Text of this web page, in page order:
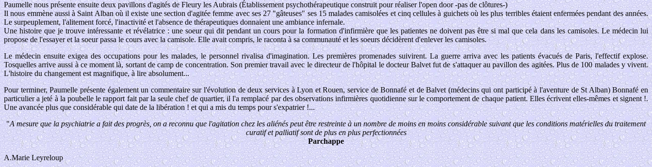
Paumelle nous présente ensuite deux pavillons d'agités de Fleury les Aubrais (Établissement psychothérapeutique construit pour réaliser l'open door -pas de clôtures-)
Il nous emmène aussi à Saint Alban où il existe une section d'agitée femme avec ses 27 "gâteuses" ses 15 malades camisolées et cinq cellules à guichets où les plus terribles étaient enfermées pendant des années.
Le surpeuplement, l'alitement forcé, l'inactivité et l'absence de thérapeutiques donnaient une ambiance infernale.
Une histoire que je trouve intéressante et révélatrice : une soeur qui dit pendant un cours pour la formation d'infirmière que les patientes ne doivent pas être si mal que cela dans les camisoles. Le médecin lui
propose de l'essayer et la soeur passa le cours avec la camisole. Elle avait compris, le raconta à sa communauté et les soeurs décidèrent d'enlever les camisoles.
Le médecin ensuite exigea des occupations pour les malades, le personnel rivalisa d'imagination. Les premières promenades suivirent. La guerre arriva avec les patients évacués de Paris, l'effectif explose.
Tosquelles arrive aussi à ce moment là, sortant de camp de concentration. Son premier travail avec le directeur de l'hôpital le docteur Balvet fut de s'attaquer au pavillon des agitées. Plus de 100 malades y vivent.
L'histoire du changement est magnifique, à lire absolument...
Pour terminer, Paumelle présente également un commentaire sur l'évolution de deux services à Lyon et Rouen, service de Bonnafé et de Balvet (médecins qui ont participé à l'aventure de St Alban) Bonnafé en
particulier a jeté à la poubelle le rapport fait par la seule chef de quartier, il l'a remplacé par des observations infirmières quotidienne sur le comportement de chaque patient. Elles écrivent elles-mêmes et signent !.
Une avancée plus que considérable qui date de la libération ! et qui a mis du temps pour s'expatrier !...
"A mesure que la psychiatrie a fait des progrès, on a reconnu que l'agitation chez les aliénés peut être restreinte à un nombre de moins en moins considérable suivant que les conditions matérielles du traitement
curatif et palliatif sont de plus en plus perfectionnées
Parchappe
A.Marie Leyreloup